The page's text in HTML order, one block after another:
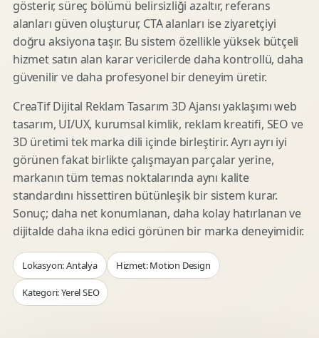
gösterir, süreç bölümü belirsizliği azaltır, referans
alanları güven oluşturur, CTA alanları ise ziyaretçiyi
doğru aksiyona taşır. Bu sistem özellikle yüksek bütçeli
hizmet satın alan karar vericilerde daha kontrollü, daha
güvenilir ve daha profesyonel bir deneyim üretir.
CreaTif Dijital Reklam Tasarım 3D Ajansı yaklaşımı web
tasarım, UI/UX, kurumsal kimlik, reklam kreatifi, SEO ve
3D üretimi tek marka dili içinde birleştirir. Ayrı ayrı iyi
görünen fakat birlikte çalışmayan parçalar yerine,
markanın tüm temas noktalarında aynı kalite
standardını hissettiren bütünleşik bir sistem kurar.
Sonuç; daha net konumlanan, daha kolay hatırlanan ve
dijitalde daha ikna edici görünen bir marka deneyimidir.
Lokasyon: Antalya Hizmet: Motion Design
Kategori: Yerel SEO